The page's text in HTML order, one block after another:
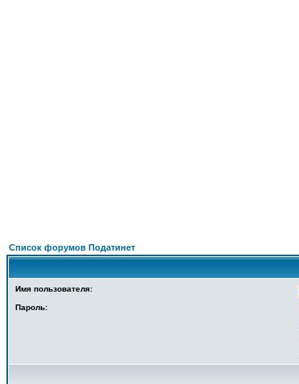
Список форумов Податинет
Имя пользователя:
Пароль: